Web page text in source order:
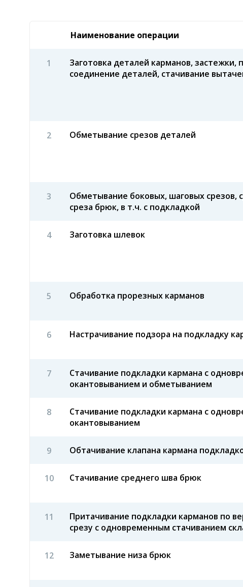
Наименование операции
Заготовка деталей карманов, застежки,
соединение деталей, стачивание
Обметывание срезов деталей
Обметывание боковых, шаговых срезов,
среза брюк, в т.ч. с подкладкой
Заготовка шлевок
Обработка прорезных карманов
Настрачивание подзора на подкладку
Стачивание подкладки кармана с
окантовыванием и обметыванием
Стачивание подкладки кармана с
окантовыванием
Обтачивание клапана кармана
Стачивание среднего шва брюк
Притачивание подкладки карманов по
срезу с одновременным стачиванием
Заметывание низа брюк